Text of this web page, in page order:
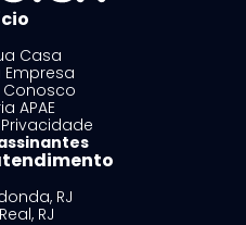
Casa
Empresa
Conosco
APAE
RJ
RJ